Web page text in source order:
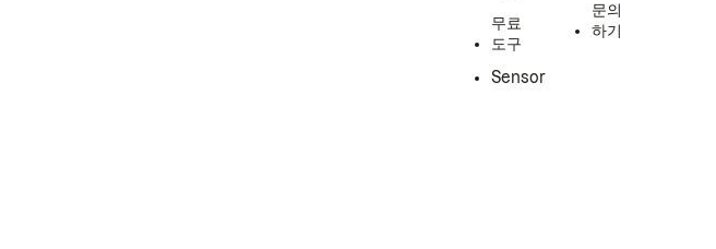
무료
도구
Sensor
문의
하기